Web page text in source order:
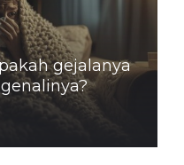
gejalanya